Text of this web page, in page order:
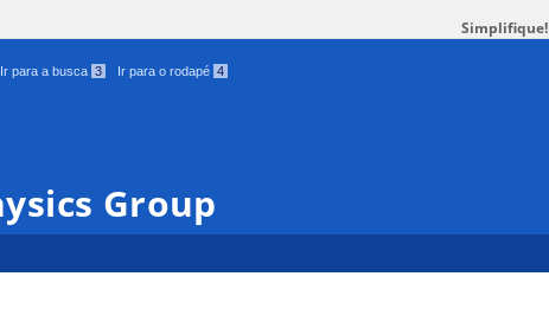
Simplifique!
Ir para a busca 3 Ir para o rodapé 4
Group